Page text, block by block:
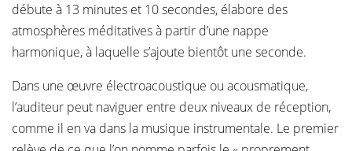
débute à 13 minutes et 10 secondes, élabore des
atmosphères méditatives à partir d’une nappe
harmonique, à laquelle s’ajoute bientôt une seconde.
Dans une œuvre électroacoustique ou acousmatique,
l’auditeur peut naviguer entre deux niveaux de réception,
comme il en va dans la musique instrumentale. Le premier